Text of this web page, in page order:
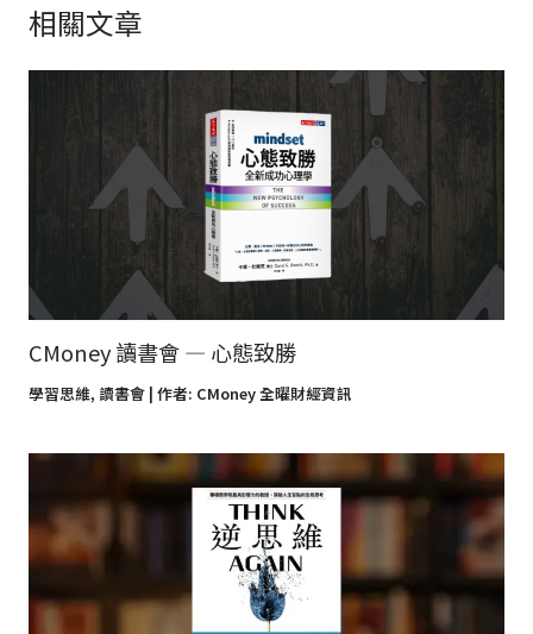
相關文章
CMoney 讀書會 — 心態致勝
學習思維, 讀書會| 作者: CMoney 全曜財經資訊